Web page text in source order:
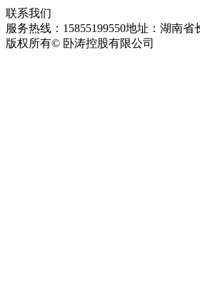
联系我们
服务热线：15855199550地址：湖南省
版权所有© 卧涛控股有限公司